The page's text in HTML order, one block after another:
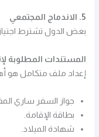
5. الاندماج المجتمعي
بعض الدول تشترط اجتياز
المستندات المطلوبة
إعداد ملف متكامل هو
جواز السفر ساري
بطاقة الإقامة.
شهادة الميلاد.